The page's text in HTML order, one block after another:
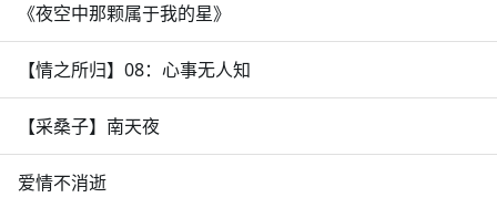
《夜空中那颗属于我的星》
【情之所归】08：心事无人知
【采桑子】南天夜
爱情不消逝